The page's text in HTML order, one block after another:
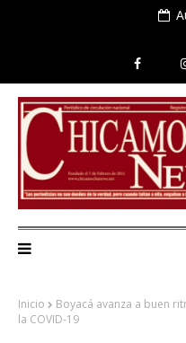
Inicio
Boyacá avanza a buen
la COVID-19